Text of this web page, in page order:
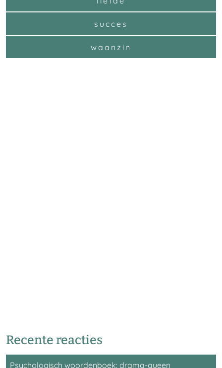
succes
waanzin
Recente reacties
Psychologisch woordenboek: drama-queen